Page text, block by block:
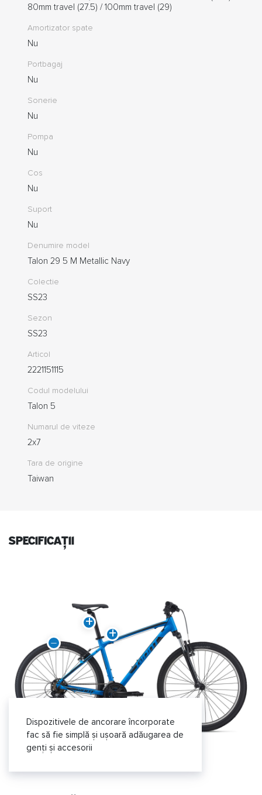
80mm travel (27.5) / 100mm travel (29)
Amortizator spate
Nu
Portbagaj
Nu
Sonerie
Nu
Pompa
Nu
Cos
Nu
Suport
Nu
Denumire model
Talon 29 5 M Metallic Navy
Colectie
SS23
Sezon
SS23
Articol
2221151115
Codul modelului
Talon 5
Numarul de viteze
2x7
Tara de origine
Taiwan
specificații
Dispozitivele de ancorare încorporate
fac să fie simplă și ușoară adăugarea de
genți și accesorii